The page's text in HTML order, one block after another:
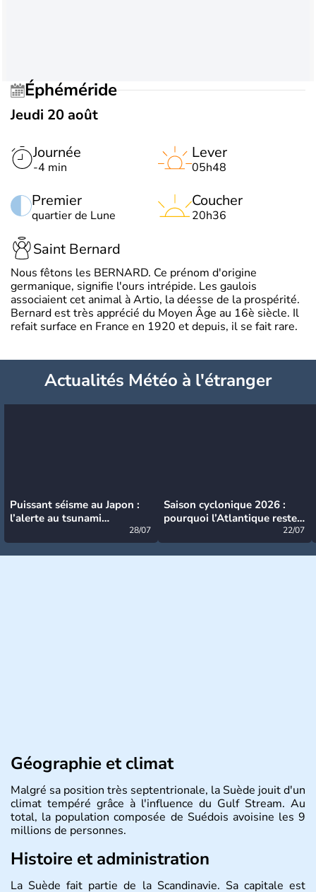
Éphéméride
Jeudi 20 août
Journée
-4 min
Premier
quartier de Lune
Lever
05h48
Coucher
20h36
Saint Bernard
Nous fêtons les BERNARD. Ce prénom d'origine
germanique, signifie l'ours intrépide. Les gaulois
associaient cet animal à Artio, la déesse de la prospérité.
Bernard est très apprécié du Moyen Âge au 16è siècle. Il
refait surface en France en 1920 et depuis, il se fait rare.
Actualités Météo à l'étranger
Puissant séisme au Japon :
l’alerte au tsunami
28/07
Saison cyclonique 2026 :
pourquoi l’Atlantique reste
22/07
Géographie et climat
Malgré sa position très septentrionale, la Suède jouit d'un
climat tempéré grâce à l'influence du Gulf Stream. Au
total, la population composée de Suédois avoisine les 9
millions de personnes.
Histoire et administration
La Suède fait partie de la Scandinavie. Sa capitale est